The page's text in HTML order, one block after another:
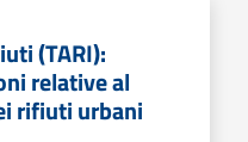
(TARI):
relative al
rifiuti urbani